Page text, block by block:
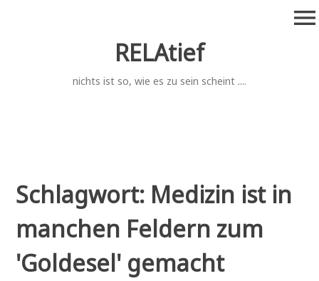
RELAtief
nichts ist so, wie es zu sein scheint ....
menu
Schlagwort: Medizin ist in
manchen Feldern zum
'Goldesel' gemacht